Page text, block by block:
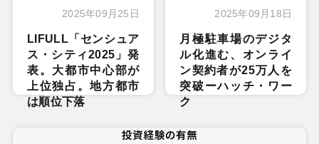
2025年09月25日
LIFULL「センシュア
ス・シティ2025」発
表。大都市中心部が
上位独占。地方都市
は順位下落
2025年09月18日
月極駐車場のデジタ
ル化進む、オンライ
ン契約者が25万人を
突破ーハッチ・ワー
ク